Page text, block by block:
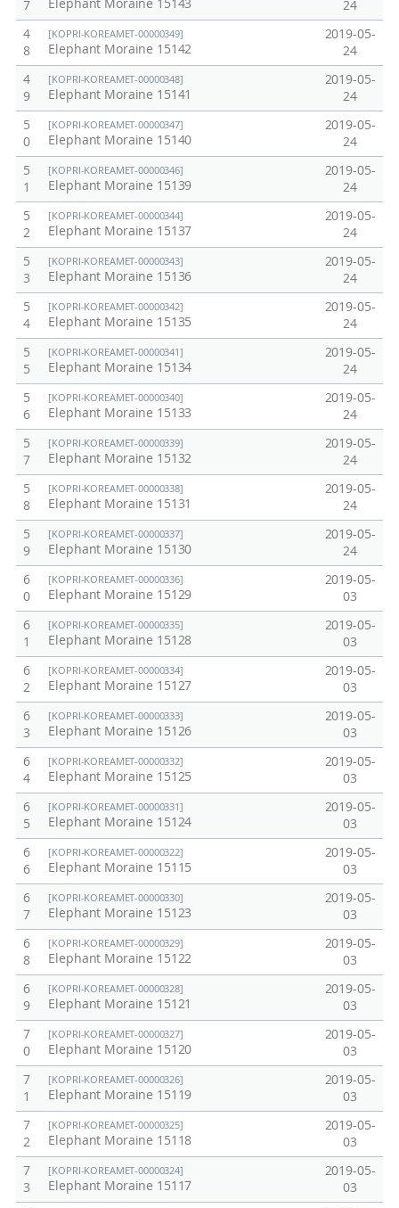
7 Elephant Moraine 15143
24
4
8
[KOPRI-KOREAMET-00000349]
Elephant Moraine 15142
2019-05-
24
4
9
[KOPRI-KOREAMET-00000348]
Elephant Moraine 15141
2019-05-
24
5
0
[KOPRI-KOREAMET-00000347]
Elephant Moraine 15140
2019-05-
24
5
1
[KOPRI-KOREAMET-00000346]
Elephant Moraine 15139
2019-05-
24
5
2
[KOPRI-KOREAMET-00000344]
Elephant Moraine 15137
2019-05-
24
5
3
[KOPRI-KOREAMET-00000343]
Elephant Moraine 15136
2019-05-
24
5
4
[KOPRI-KOREAMET-00000342]
Elephant Moraine 15135
2019-05-
24
5
5
[KOPRI-KOREAMET-00000341]
Elephant Moraine 15134
2019-05-
24
5
6
[KOPRI-KOREAMET-00000340]
Elephant Moraine 15133
2019-05-
24
5
7
[KOPRI-KOREAMET-00000339]
Elephant Moraine 15132
2019-05-
24
5
8
[KOPRI-KOREAMET-00000338]
Elephant Moraine 15131
2019-05-
24
5
9
[KOPRI-KOREAMET-00000337]
Elephant Moraine 15130
2019-05-
24
6
0
[KOPRI-KOREAMET-00000336]
Elephant Moraine 15129
2019-05-
03
6
1
[KOPRI-KOREAMET-00000335]
Elephant Moraine 15128
2019-05-
03
6
2
[KOPRI-KOREAMET-00000334]
Elephant Moraine 15127
2019-05-
03
6
3
[KOPRI-KOREAMET-00000333]
Elephant Moraine 15126
2019-05-
03
6
4
[KOPRI-KOREAMET-00000332]
Elephant Moraine 15125
2019-05-
03
6
5
[KOPRI-KOREAMET-00000331]
Elephant Moraine 15124
2019-05-
03
6
6
[KOPRI-KOREAMET-00000322]
Elephant Moraine 15115
2019-05-
03
6
7
[KOPRI-KOREAMET-00000330]
Elephant Moraine 15123
2019-05-
03
6
8
[KOPRI-KOREAMET-00000329]
Elephant Moraine 15122
2019-05-
03
6
9
[KOPRI-KOREAMET-00000328]
Elephant Moraine 15121
2019-05-
03
7
0
[KOPRI-KOREAMET-00000327]
Elephant Moraine 15120
2019-05-
03
7
1
[KOPRI-KOREAMET-00000326]
Elephant Moraine 15119
2019-05-
03
7
2
[KOPRI-KOREAMET-00000325]
Elephant Moraine 15118
2019-05-
03
7
3
[KOPRI-KOREAMET-00000324]
Elephant Moraine 15117
2019-05-
03